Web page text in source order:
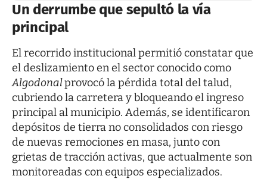
Un derrumbe que sepultó la vía
principal
El recorrido institucional permitió constatar que
el deslizamiento en el sector conocido como
Algodonalprovocó la pérdida total del talud,
cubriendo la carretera y bloqueando el ingreso
principal al municipio. Además, se identificaron
depósitos de tierra no consolidados con riesgo
de nuevas remociones en masa, junto con
grietas de tracción activas, que actualmente son
monitoreadas con equipos especializados.